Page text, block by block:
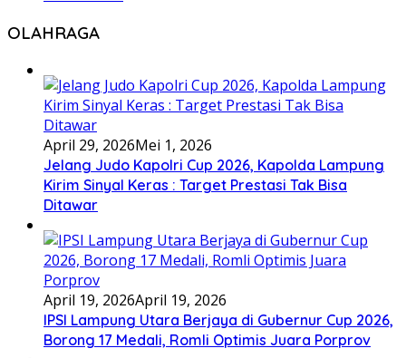
OLAHRAGA
April 29, 2026Mei 1, 2026
Jelang Judo Kapolri Cup 2026, Kapolda Lampung
Kirim Sinyal Keras : Target Prestasi Tak Bisa
Ditawar
April 19, 2026April 19, 2026
IPSI Lampung Utara Berjaya di Gubernur Cup 2026,
Borong 17 Medali, Romli Optimis Juara Porprov